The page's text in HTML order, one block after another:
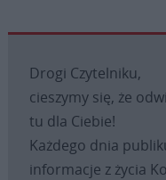
Drogi Czytelniku,
cieszymy się, że
tu dla Ciebie!
Każdego dnia
informacje z życia